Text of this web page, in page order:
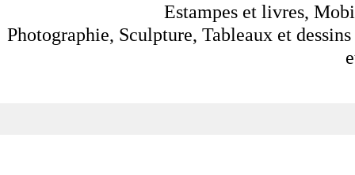
Estampes et livres,
Photographie, Sculpture, Tableaux et